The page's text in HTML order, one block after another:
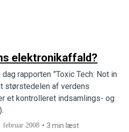
elektronikaffald?
rapporten ”Toxic Tech: Not in
størstedelen af verdens
et kontrolleret indsamlings- og
februar 2008 3 min læst